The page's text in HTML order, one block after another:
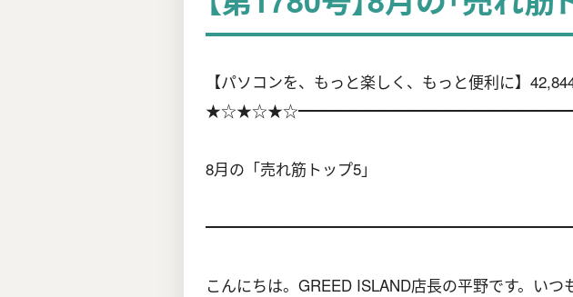
【パソコンを、もっと楽しく、もっと便利に】
8月の「売れ筋トップ5」
こんにちは。GREED ISLAND店長の平野です。い